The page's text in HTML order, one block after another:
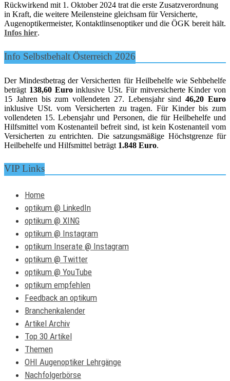
Rückwirkend mit 1. Oktober 2024 trat die erste Zusatzverordnung
in Kraft, die weitere Meilensteine gleichsam für Versicherte,
Augenoptikermeister, Kontaktlinsenoptiker und die ÖGK bereit hält.
Infos hier.
Info Selbstbehalt Österreich 2026
Der Mindestbetrag der Versicherten für Heilbehelfe wie Sehbehelfe
beträgt 138,60 Euroinklusive USt. Für mitversicherte Kinder von
15 Jahren bis zum vollendeten 27. Lebensjahr sind46,20 Euro
inklusive USt. vom Versicherten zu tragen. Für Kinder bis zum
vollendeten 15. Lebensjahr und Personen, die für Heilbehelfe und
Hilfsmittel vom Kostenanteil befreit sind, ist kein Kostenanteil vom
Versicherten zu entrichten. Die satzungsmäßige Höchstgrenze für
Heilbehelfe und Hilfsmittel beträgt 1.848 Euro.
VIP Links
Home
optikum @ LinkedIn
optikum @ XING
optikum @ Instagram
optikum Inserate @ Instagram
optikum @ Twitter
optikum @ YouTube
optikum empfehlen
Feedback an optikum
Branchenkalender
Artikel Archiv
Top 30 Artikel
Themen
OHI Augenoptiker Lehrgänge
Nachfolgerbörse